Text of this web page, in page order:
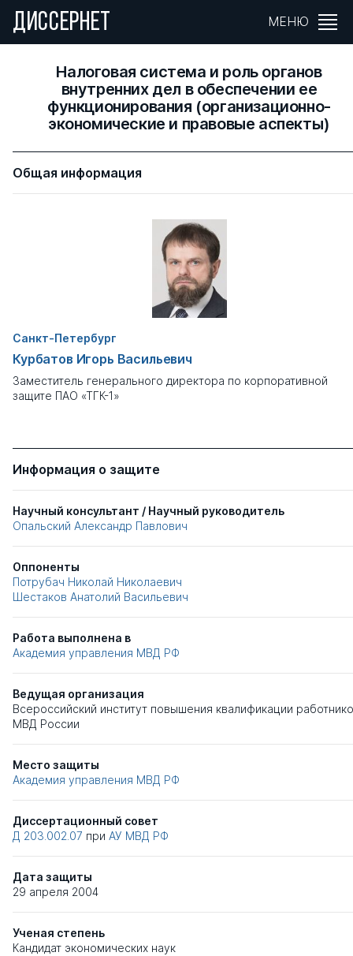
ДИССЕРНЕТ МЕНЮ
Налоговая система и роль органов
внутренних дел в обеспечении ее
функционирования (организационно-
экономические и правовые аспекты)
Общая информация
Санкт-Петербург
Курбатов Игорь Васильевич
Заместитель генерального директора по корпоративной
защите ПАО «ТГК-1»
Информация о защите
Научный консультант / Научный руководитель
Опальский Александр Павлович
Оппоненты
Потрубач Николай Николаевич
Шестаков Анатолий Васильевич
Работа выполнена в
Академия управления МВД РФ
Ведущая организация
Всероссийский институт повышения квалификации
МВД России
Место защиты
Академия управления МВД РФ
Диссертационный совет
Д 203.002.07 при АУ МВД РФ
Дата защиты
29 апреля 2004
Ученая степень
Кандидат экономических наук